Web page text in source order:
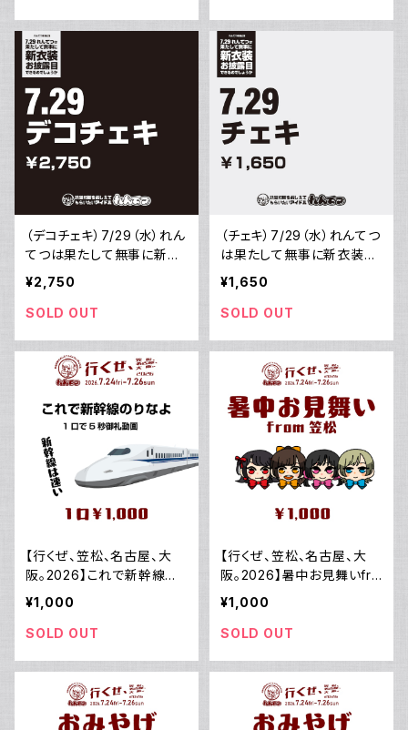
（デコチェキ）7/29（水）れん
てつは果たして無事に新衣
装お披露目できるのでしょう
かライブ当日のチェキ
¥2,750
SOLD OUT
（チェキ）7/29（水）れんてつ
は果たして無事に新衣装お
披露目できるのでしょうかラ
イブ当日のチェキ
¥1,650
SOLD OUT
【行くぜ、笠松、名古屋、大
阪。2026】これで新幹線の
りなよ
¥1,000
SOLD OUT
【行くぜ、笠松、名古屋、大
阪。2026】暑中お見舞いfro
m笠松
¥1,000
SOLD OUT